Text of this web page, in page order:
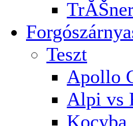
Teszt
Apollo
Alpi vs
Kocyba